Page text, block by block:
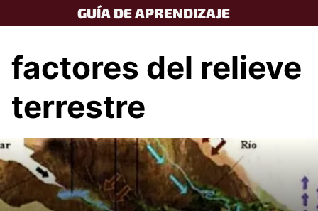
to
GUÍA DE APRENDIZAJE
factores del relieve
terrestre